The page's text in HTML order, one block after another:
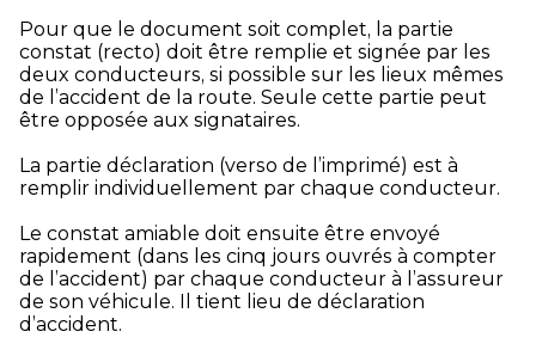
Pour que le document soit complet, la partie
constat (recto) doit être remplie et signée par les
deux conducteurs, si possible sur les lieux mêmes
de l’accident de la route. Seule cette partie peut
être opposée aux signataires.
La partie déclaration (verso de l’imprimé) est à
remplir individuellement par chaque conducteur.
Le constat amiable doit ensuite être envoyé
rapidement (dans les cinq jours ouvrés à compter
de l’accident) par chaque conducteur à l’assureur
de son véhicule. Il tient lieu de déclaration
d’accident.